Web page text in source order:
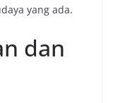
yang ada.
dan